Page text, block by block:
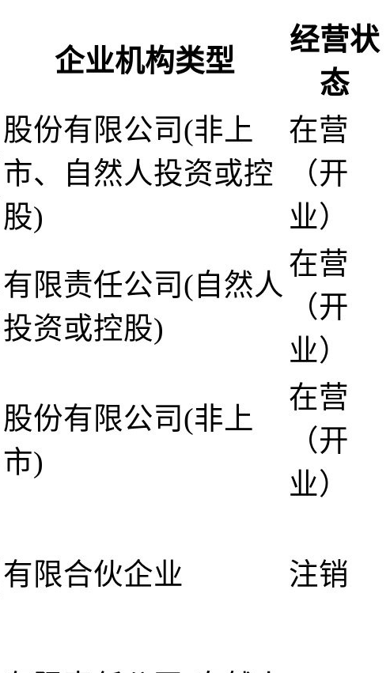
企业机构类型
经营状
态
股份有限公司(非上
市、自然人投资或控
股)
在营
（开
业）
有限责任公司(自然人
投资或控股)
在营
（开
业）
股份有限公司(非上
市)
在营
（开
业）
有限合伙企业 注销